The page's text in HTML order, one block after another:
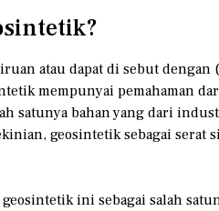
atau dapat di sebut
mempunyai pemahaman
satunya bahan yang dari
geosintetik sebagai serat
ini sebagai salah